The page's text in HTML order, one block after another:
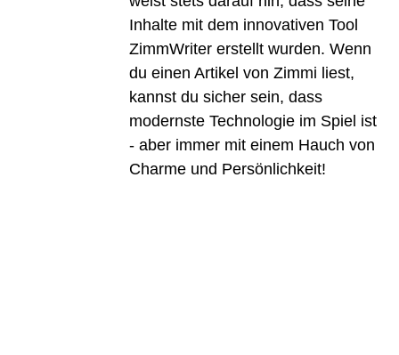
Inhalte mit dem innovativen Tool
ZimmWriter erstellt wurden. Wenn
du einen Artikel von Zimmi liest,
kannst du sicher sein, dass
modernste Technologie im Spiel ist
- aber immer mit einem Hauch von
Charme und Persönlichkeit!